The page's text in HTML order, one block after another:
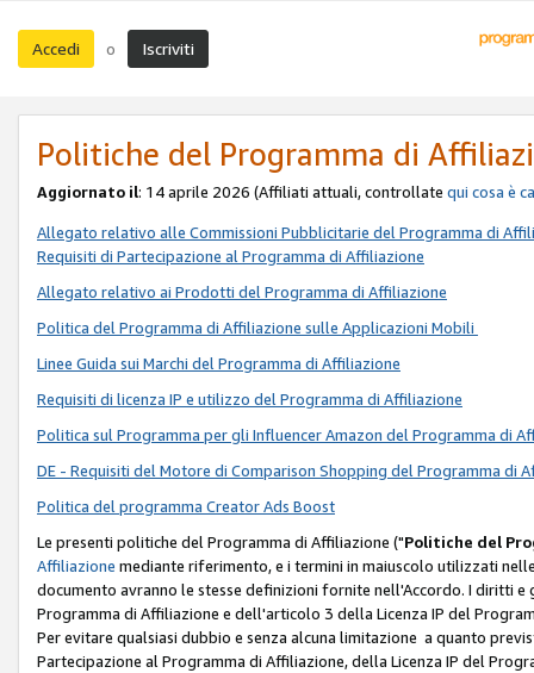
Accedi o Iscriviti
Politiche del Programma di
Aggiornato il: 14 aprile 2026 (Affiliati attuali, controllate qui cosa è
Allegato relativo alle Commissioni Pubblicitarie del Programma di
Requisiti di Partecipazione al Programma di Affiliazione
Allegato relativo ai Prodotti del Programma di Affiliazione
Politica del Programma di Affiliazione sulle Applicazioni Mobili
Linee Guida sui Marchi del Programma di Affiliazione
Requisiti di licenza IP e utilizzo del Programma di Affiliazione
Politica sul Programma per gli Influencer Amazon del Programma di
DE - Requisiti del Motore di Comparison Shopping del Programma di
Politica del programma Creator Ads Boost
Le presenti politiche del Programma di Affiliazione ("Politiche del
Affiliazione mediante riferimento, e i termini in maiuscolo utilizzati
documento avranno le stesse definizioni fornite nell'Accordo. I diritti
Programma di Affiliazione e dell'articolo 3 della Licenza IP del
Per evitare qualsiasi dubbio e senza alcuna limitazione a quanto
Partecipazione al Programma di Affiliazione, della Licenza IP del